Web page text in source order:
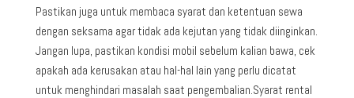
Pastikan juga untuk membaca syarat dan ketentuan sewa
dengan seksama agar tidak ada kejutan yang tidak diinginkan.
Jangan lupa, pastikan kondisi mobil sebelum kalian bawa, cek
apakah ada kerusakan atau hal-hal lain yang perlu dicatat
untuk menghindari masalah saat pengembalian.Syarat rental